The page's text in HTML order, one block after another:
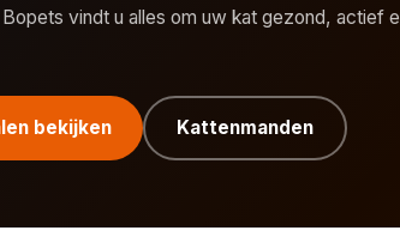
vindt u alles om uw kat gezond, actief
bekijken Kattenmanden